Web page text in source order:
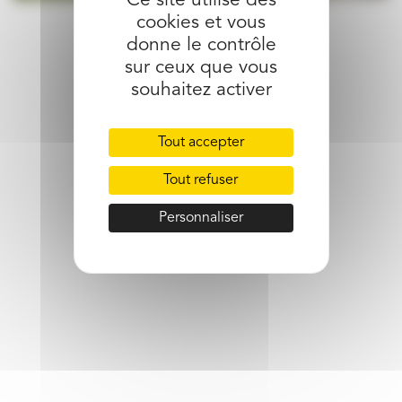
partager l’article
cookies et vous
donne le contrôle
sur ceux que vous
souhaitez activer
Tout accepter
Tout refuser
Personnaliser